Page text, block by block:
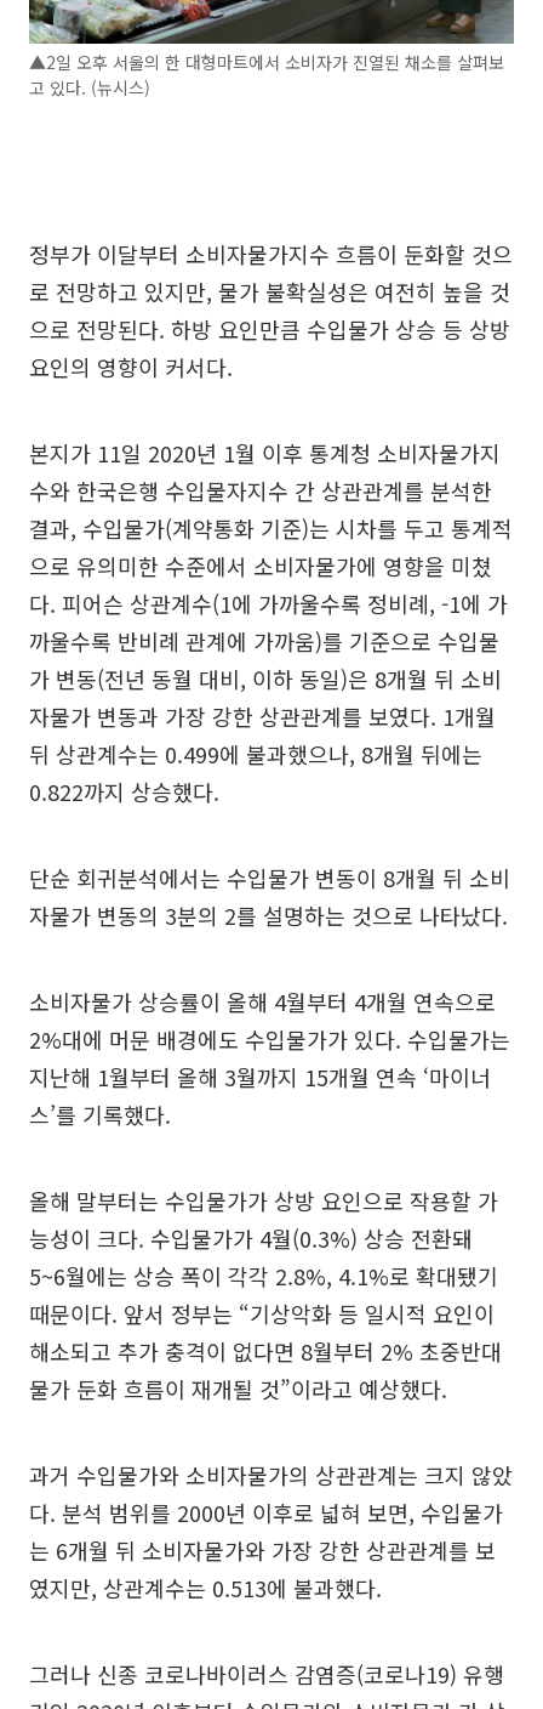
▲2일 오후 서울의 한 대형마트에서 소비자가 진열된 채소를 살펴보
고 있다. (뉴시스)
정부가 이달부터 소비자물가지수 흐름이 둔화할 것으
로 전망하고 있지만, 물가 불확실성은 여전히 높을 것
으로 전망된다. 하방 요인만큼 수입물가 상승 등 상방
요인의 영향이 커서다.
본지가 11일 2020년 1월 이후 통계청 소비자물가지
수와 한국은행 수입물자지수 간 상관관계를 분석한
결과, 수입물가(계약통화 기준)는 시차를 두고 통계적
으로 유의미한 수준에서 소비자물가에 영향을 미쳤
다. 피어슨 상관계수(1에 가까울수록 정비례, -1에 가
까울수록 반비례 관계에 가까움)를 기준으로 수입물
가 변동(전년 동월 대비, 이하 동일)은 8개월 뒤 소비
자물가 변동과 가장 강한 상관관계를 보였다. 1개월
뒤 상관계수는 0.499에 불과했으나, 8개월 뒤에는
0.822까지 상승했다.
단순 회귀분석에서는 수입물가 변동이 8개월 뒤 소비
자물가 변동의 3분의 2를 설명하는 것으로 나타났다.
소비자물가 상승률이 올해 4월부터 4개월 연속으로
2%대에 머문 배경에도 수입물가가 있다. 수입물가는
지난해 1월부터 올해 3월까지 15개월 연속 ‘마이너
스’를 기록했다.
올해 말부터는 수입물가가 상방 요인으로 작용할 가
능성이 크다. 수입물가가 4월(0.3%) 상승 전환돼
5~6월에는 상승 폭이 각각 2.8%, 4.1%로 확대됐기
때문이다. 앞서 정부는 “기상악화 등 일시적 요인이
해소되고 추가 충격이 없다면 8월부터 2% 초중반대
물가 둔화 흐름이 재개될 것”이라고 예상했다.
과거 수입물가와 소비자물가의 상관관계는 크지 않았
다. 분석 범위를 2000년 이후로 넓혀 보면, 수입물가
는 6개월 뒤 소비자물가와 가장 강한 상관관계를 보
였지만, 상관계수는 0.513에 불과했다.
그러나 신종 코로나바이러스 감염증(코로나19) 유행